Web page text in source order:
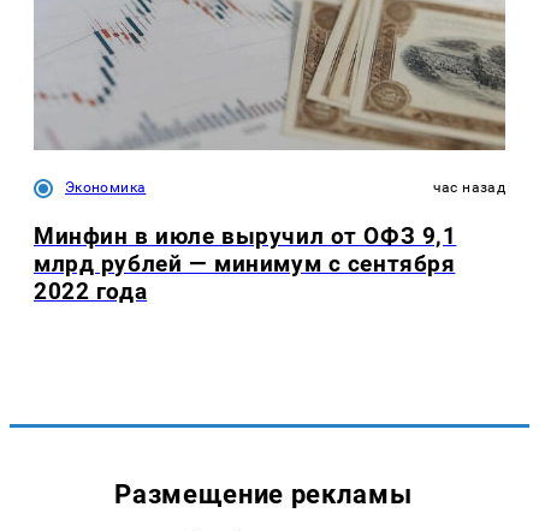
Экономика час назад
Минфин в июле выручил от ОФЗ 9,1
млрд рублей — минимум с сентября
2022 года
Размещение рекламы